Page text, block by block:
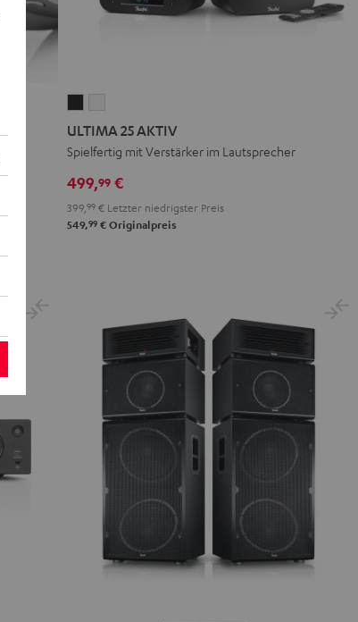
25
AKTIV
Black
25
AKTIV
White
ULTIMA 25 AKTIV
Spielfertig mit Verstärker im Lautsprecher
499,99 €
399, 99 € Letzter niedrigster Preis
549,99 € Originalpreis